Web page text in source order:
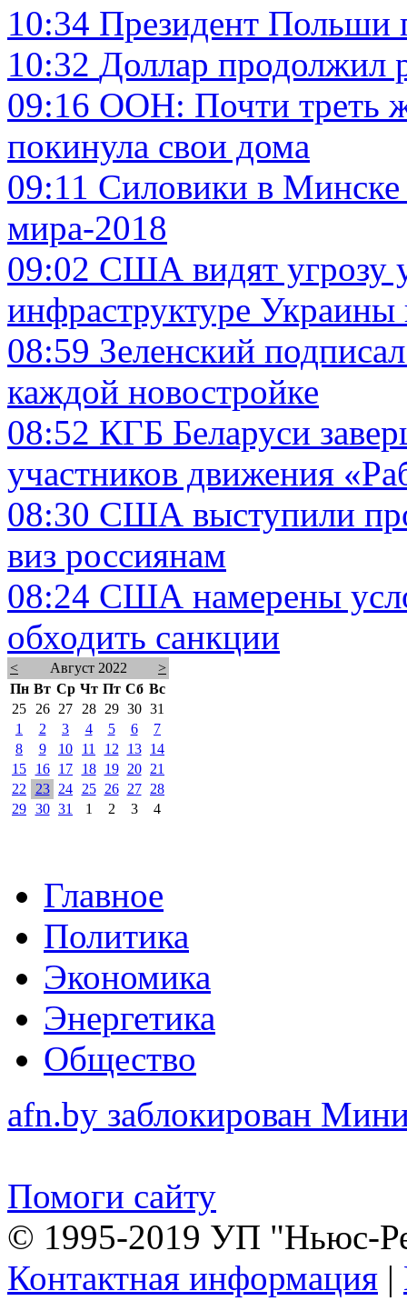
10:34 Президент Польши
10:32 Доллар продолжил
09:16 ООН: Почти треть
покинула свои дома
09:11 Силовики в Минске
мира-2018
09:02 США видят угрозу
инфраструктуре
08:59 Зеленский
каждой новостройке
08:52 КГБ Беларуси
участников движения
08:30 США выступили
виз россиянам
08:24 США намерены
обходить санкции
< Август 2022
>
Пн Вт Ср Чт Пт Сб Вс
25
26 27 28 29 30 31
1
2 3 4 5 6
7
8
9 10 11 12 13
14
15
16 17 18 19 20
21
22
23 24 25 26 27
28
29 30 31 1 2 3 4
Главное
Политика
Экономика
Энергетика
Общество
afn.by заблокирован
Помоги сайту
© 1995-2019 УП "Ньюс-
Контактная информация |